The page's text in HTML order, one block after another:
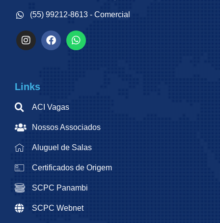
(55) 99212-8613 - Comercial
Links
ACI Vagas
Nossos Associados
Aluguel de Salas
Certificados de Origem
SCPC Panambi
SCPC Webnet